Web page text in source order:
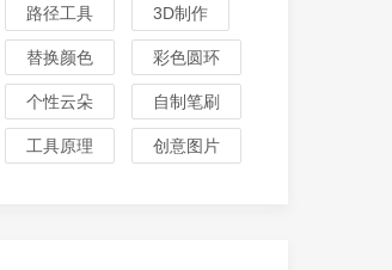
路径工具 3D制作
替换颜色 彩色圆环
个性云朵 自制笔刷
工具原理 创意图片